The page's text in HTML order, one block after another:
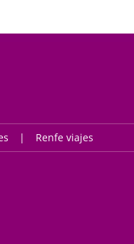
Renfe viajes